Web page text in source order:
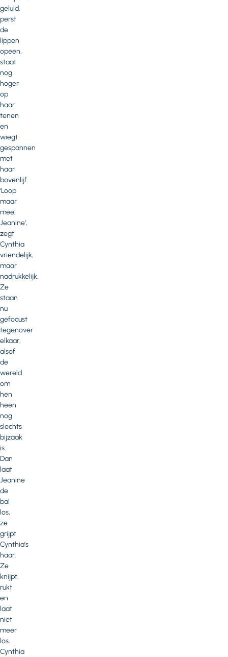
geluid,
perst
de
lippen
opeen,
staat
nog
hoger
op
haar
tenen
en
wiegt
gespannen
met
haar
bovenlijf.
‘Loop
maar
mee,
Jeanine’,
zegt
Cynthia
vriendelijk,
maar
nadrukkelijk.
Ze
staan
nu
gefocust
tegenover
elkaar,
alsof
de
wereld
om
hen
heen
nog
slechts
bijzaak
is.
Dan
laat
Jeanine
de
bal
los,
ze
grijpt
Cynthia’s
haar.
Ze
knijpt,
rukt
en
laat
niet
meer
los.
Cynthia